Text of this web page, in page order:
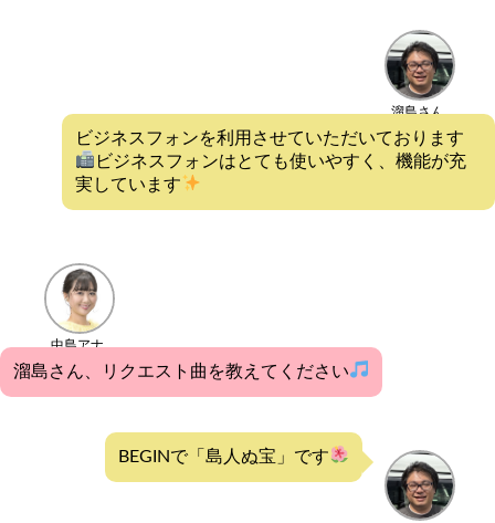
溜島さん
ビジネスフォンを利用させていただいております
ビジネスフォンはとても使いやすく、機能が充
実しています
中島アナ
溜島さん、リクエスト曲を教えてください
BEGINで「島人ぬ宝」です